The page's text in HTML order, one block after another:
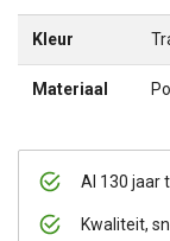
Al 130 jaar
Kwaliteit,
Kleur
Materiaal